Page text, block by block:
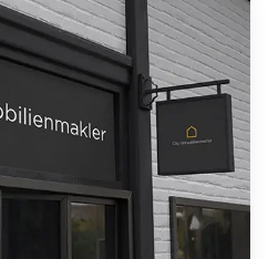
von
Wallgau beraten
lassen